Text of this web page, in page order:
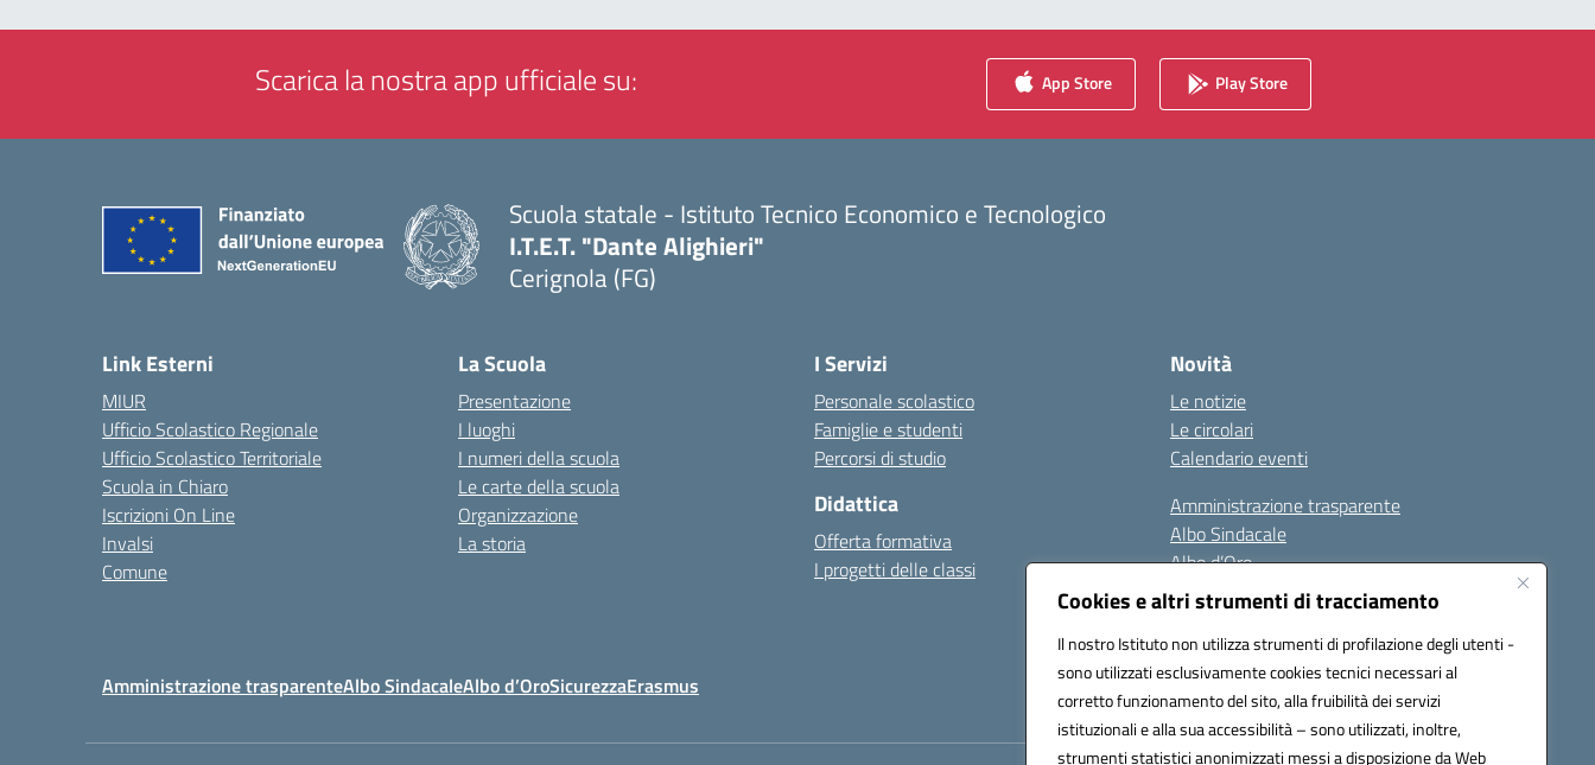
Cookies e altri strumenti di tracciamento
Il nostro Istituto non utilizza strumenti di profilazione degli utenti -
sono utilizzati esclusivamente cookies tecnici necessari al
corretto funzionamento del sito, alla fruibilità dei servizi
istituzionali e alla sua accessibilità – sono utilizzati, inoltre,
strumenti statistici anonimizzati messi a disposizione da Web
Scarica la nostra app ufficiale su: App Store Play Store
Scuola statale - Istituto Tecnico Economico e Tecnologico
I.T.E.T. "Dante Alighieri"
Cerignola (FG)
Link Esterni
MIUR
Ufficio Scolastico Regionale
Ufficio Scolastico Territoriale
Scuola in Chiaro
Iscrizioni On Line
Invalsi
Comune
La Scuola
Presentazione
I luoghi
I numeri della scuola
Le carte della scuola
Organizzazione
La storia
I Servizi
Personale scolastico
Famiglie e studenti
Percorsi di studio
Didattica
Offerta formativa
I progetti delle classi
Novità
Le notizie
Le circolari
Calendario eventi
Amministrazione trasparente
Albo Sindacale
Albo d’Oro
Sicurezza
Erasmus
Amministrazione trasparenteAlbo SindacaleAlbo d’OroSicurezzaErasmus Seguici su: